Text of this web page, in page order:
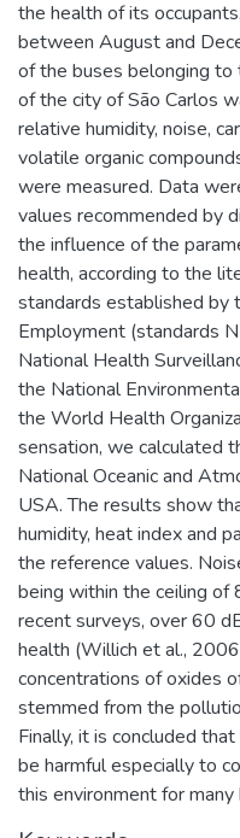
the health of its
between August and
of the buses belonging
of the city of São Carlos
relative humidity, noise,
volatile organic
were measured. Data
values recommended by
the influence of the
health, according to the
standards established by
Employment (standards
National Health
the National
the World Health
sensation, we calculated
National Oceanic and
USA. The results show
humidity, heat index and
the reference values.
being within the ceiling of
recent surveys, over 60
health (Willich et al.,
concentrations of oxides
stemmed from the
Finally, it is concluded
be harmful especially to
this environment for many